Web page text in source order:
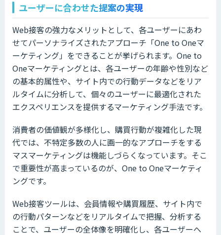
ユーザーに合わせた提案の実現
Web接客の強力なメリットとして、各ユーザーにあわ
せてパーソナライズされたアプローチ「One to Oneマ
ーケティング」をできることが挙げられます。One to
Oneマーケティングとは、各ユーザーの年齢や性別など
の基本的属性や、サイト内での行動データなどをリア
ルタイムに分析して、個々のユーザーに最適化された
エクスペリエンスを提供するマーケティング手法です。
消費者の価値観が多様化し、購買行動が複雑化した現
代では、不特定多数の人に画一的なアプローチをする
マスマーケティングは機能しづらくなっています。そこ
で重要性が高まっているのが、One to Oneマーケティ
ングです。
Web接客ツールは、会員情報や購買履歴、サイト内で
の行動パターンなどをリアルタイムで把握、分析する
ことで、ユーザーの全体像を明確化し、各ユーザーへ